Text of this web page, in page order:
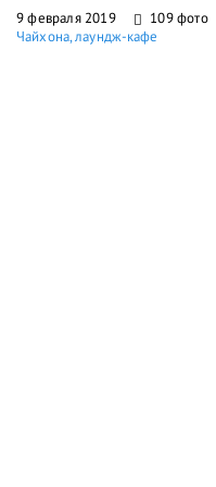
9 февраля 2019 109 фото
Чайхона, лаундж-кафе